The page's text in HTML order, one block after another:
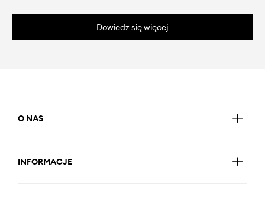
Dowiedz się więcej
O NAS
INFORMACJE